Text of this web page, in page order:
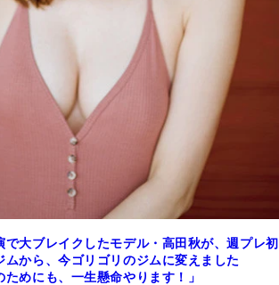
で大ブレイクしたモデル・高田秋が、週プレ初
ムから、今ゴリゴリのジムに変えました
ためにも、一生懸命やります！」